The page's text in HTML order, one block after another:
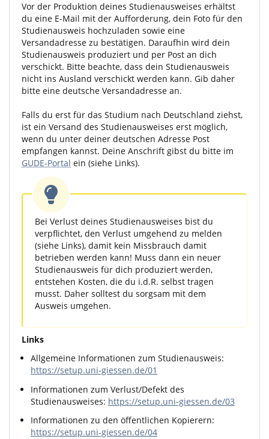
Vor der Produktion deines Studienausweises erhältst
du eine E-Mail mit der Aufforderung, dein Foto für den
Studienausweis hochzuladen sowie eine
Versandadresse zu bestätigen. Daraufhin wird dein
Studienausweis produziert und per Post an dich
verschickt. Bitte beachte, dass dein Studienausweis
nicht ins Ausland verschickt werden kann. Gib daher
bitte eine deutsche Versandadresse an.
Falls du erst für das Studium nach Deutschland ziehst,
ist ein Versand des Studienausweises erst möglich,
wenn du unter deiner deutschen Adresse Post
empfangen kannst. Deine Anschrift gibst du bitte im
GUDE-Portal ein (siehe Links).
Bei Verlust deines Studienausweises bist du
verpflichtet, den Verlust umgehend zu melden
(siehe Links), damit kein Missbrauch damit
betrieben werden kann! Muss dann ein neuer
Studienausweis für dich produziert werden,
entstehen Kosten, die du i.d.R. selbst tragen
musst. Daher solltest du sorgsam mit dem
Ausweis umgehen.
Links
Allgemeine Informationen zum Studienausweis:
https://setup.uni-giessen.de/01
Informationen zum Verlust/Defekt des
Studienausweises: https://setup.uni-giessen.de/03
Informationen zu den öffentlichen Kopierern:
https://setup.uni-giessen.de/04